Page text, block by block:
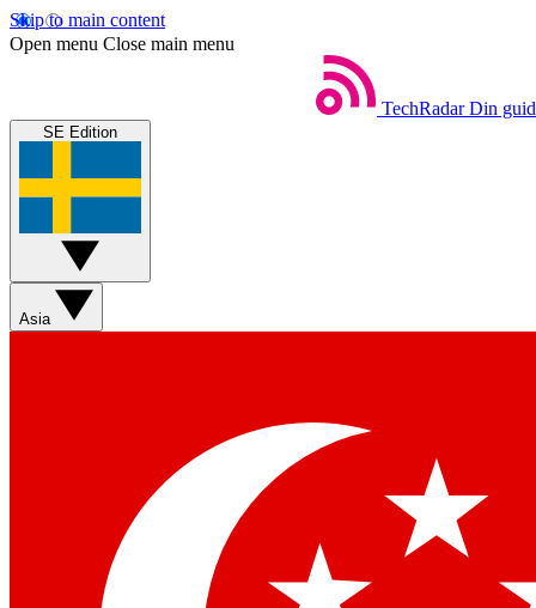
Skip to main content
Open menu Close main menu
TechRadar Din
SE Edition
Asia